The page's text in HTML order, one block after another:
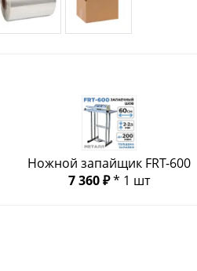
Ножной запайщик FRT-600
7 360 ₽* 1 шт